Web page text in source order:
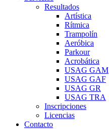
Resultados
Artística
Rítmica
Trampolín
Aeróbica
Parkour
Acrobática
USAG GAM
USAG GAF
USAG GR
USAG TRA
Inscripciones
Licencias
Contacto